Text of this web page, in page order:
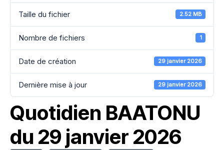
Taille du fichier 2.52 MB
Nombre de fichiers 1
Date de création 29 janvier 2026
Dernière mise à jour 29 janvier 2026
Quotidien BAATONU
du 29 janvier 2026